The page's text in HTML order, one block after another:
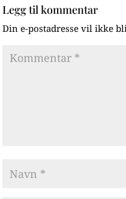
Legg til kommentar
Din e-postadresse vil ikke